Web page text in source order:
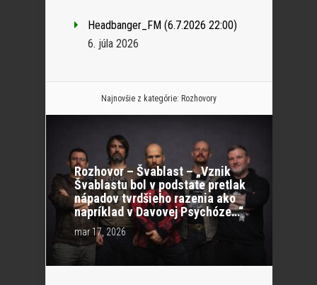
Headbanger_FM (6.7.2026 22:00)
6. júla 2026
Najnovšie z kategórie: Rozhovory
Rozhovor – Švablast – „Vznik
Švablastu bol v podstate pretlak
nápadov tvrdšieho razenia ako
napríklad v Davovej Psychóze…“
mar 17, 2026